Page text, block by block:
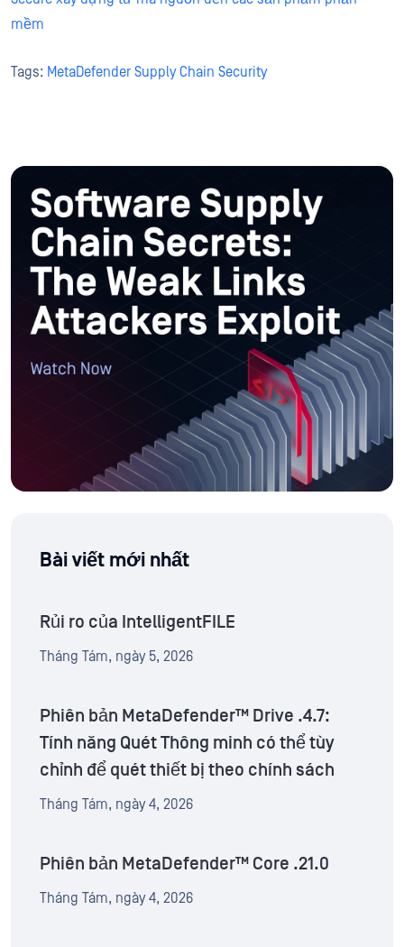
mềm
Tags: MetaDefender Supply Chain Security
Bài viết mới nhất
Rủi ro của IntelligentFILE
Tháng Tám, ngày 5, 2026
Phiên bản MetaDefender™ Drive .4.7:
Tính năng Quét Thông minh có thể tùy
chỉnh để quét thiết bị theo chính sách
Tháng Tám, ngày 4, 2026
Phiên bản MetaDefender™ Core .21.0
Tháng Tám, ngày 4, 2026